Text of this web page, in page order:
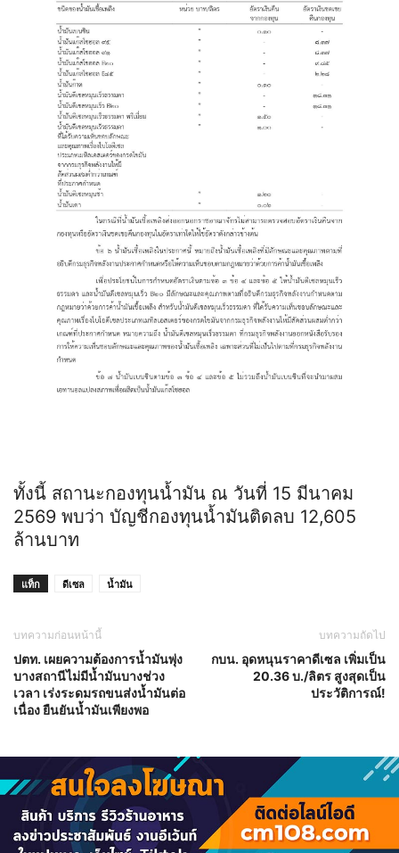
ทั้งนี้ สถานะกองทุนน้ำมัน ณ วันที่ 15 มีนาคม
2569 พบว่า บัญชีกองทุนน้ำมันติดลบ 12,605
ล้านบาท
แท็ก ดีเซล น้ำมัน
บทความก่อนหน้านี้
ปตท. เผยความต้องการน้ำมันพุ่ง
บางสถานีไม่มีน้ำมันบางช่วง
เวลา เร่งระดมรถขนส่งน้ำมันต่อ
เนื่อง ยืนยันน้ำมันเพียงพอ
บทความถัดไป
กบน. อุดหนุนราคาดีเซล เพิ่มเป็น
20.36 บ./ลิตร สูงสุดเป็น
ประวัติการณ์!